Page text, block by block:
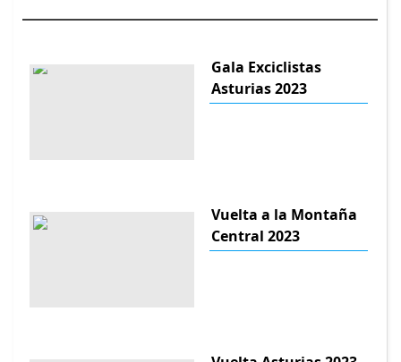
Gala Exciclistas
Asturias 2023
Vuelta a la Montaña
Central 2023